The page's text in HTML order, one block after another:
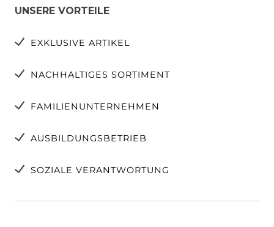
UNSERE VORTEILE
EXKLUSIVE ARTIKEL
NACHHALTIGES SORTIMENT
FAMILIENUNTERNEHMEN
AUSBILDUNGSBETRIEB
SOZIALE VERANTWORTUNG